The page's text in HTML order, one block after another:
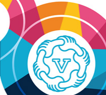
nei comuni chiantigiani:
ciclismo...